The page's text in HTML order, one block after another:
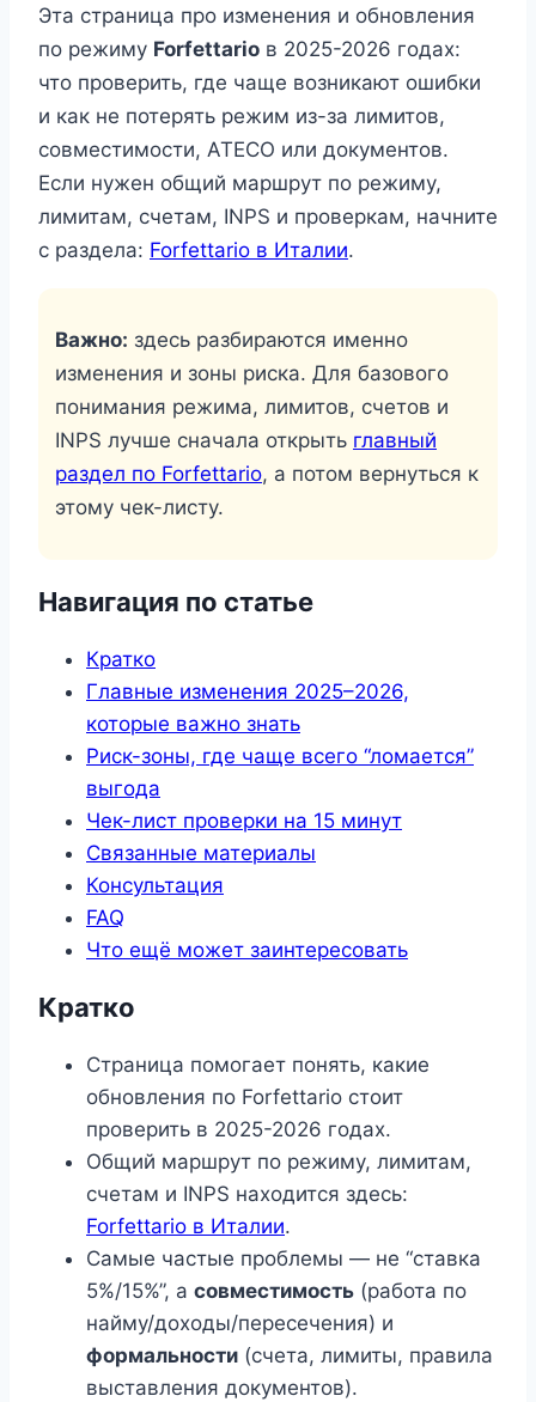
Эта страница про изменения и обновления
по режиму Forfettario в 2025-2026 годах:
что проверить, где чаще возникают ошибки
и как не потерять режим из-за лимитов,
совместимости, ATECO или документов.
Если нужен общий маршрут по режиму,
лимитам, счетам, INPS и проверкам, начните
с раздела: Forfettario в Италии.
Важно: здесь разбираются именно
изменения и зоны риска. Для базового
понимания режима, лимитов, счетов и
INPS лучше сначала открыть главный
раздел по Forfettario, а потом вернуться к
этому чек-листу.
Навигация по статье
Кратко
Главные изменения 2025–2026,
которые важно знать
Риск-зоны, где чаще всего “ломается”
выгода
Чек-лист проверки на 15 минут
Связанные материалы
Консультация
FAQ
Что ещё может заинтересовать
Кратко
Страница помогает понять, какие
обновления по Forfettario стоит
проверить в 2025-2026 годах.
Общий маршрут по режиму, лимитам,
счетам и INPS находится здесь:
Forfettario в Италии.
Самые частые проблемы — не “ставка
5%/15%”, а совместимость (работа по
найму/доходы/пересечения) и
формальности (счета, лимиты, правила
выставления документов).